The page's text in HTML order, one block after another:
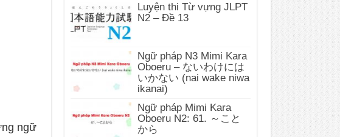
ngữ
Luyện thi Từ vựng JLPT
N2 – Đề 13
Ngữ pháp N3 Mimi Kara
Oboeru – ないわけには
いかない (nai wake niwa
ikanai)
Ngữ pháp Mimi Kara
Oboeru N2: 61. ～こと
から